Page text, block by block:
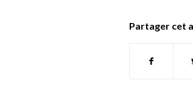
Partager cet